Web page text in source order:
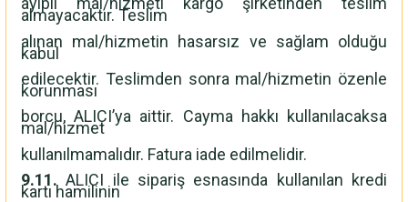
almayacaktır. Teslim
alınan mal/hizmetin hasarsız ve sağlam olduğu
kabul
edilecektir. Teslimden sonra mal/hizmetin özenle
korunması
borcu, ALICI’ya aittir. Cayma hakkı kullanılacaksa
mal/hizmet
kullanılmamalıdır. Fatura iade edilmelidir.
9.11. ALICI ile sipariş esnasında kullanılan kredi
kartı hamilinin